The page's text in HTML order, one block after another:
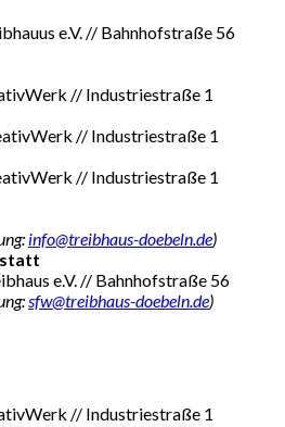
e.V. // Bahnhofstraße 56
// Industriestraße 1
// Industriestraße 1
// Industriestraße 1
info@treibhaus-doebeln.de)
e.V. // Bahnhofstraße 56
sfw@treibhaus-doebeln.de)
// Industriestraße 1